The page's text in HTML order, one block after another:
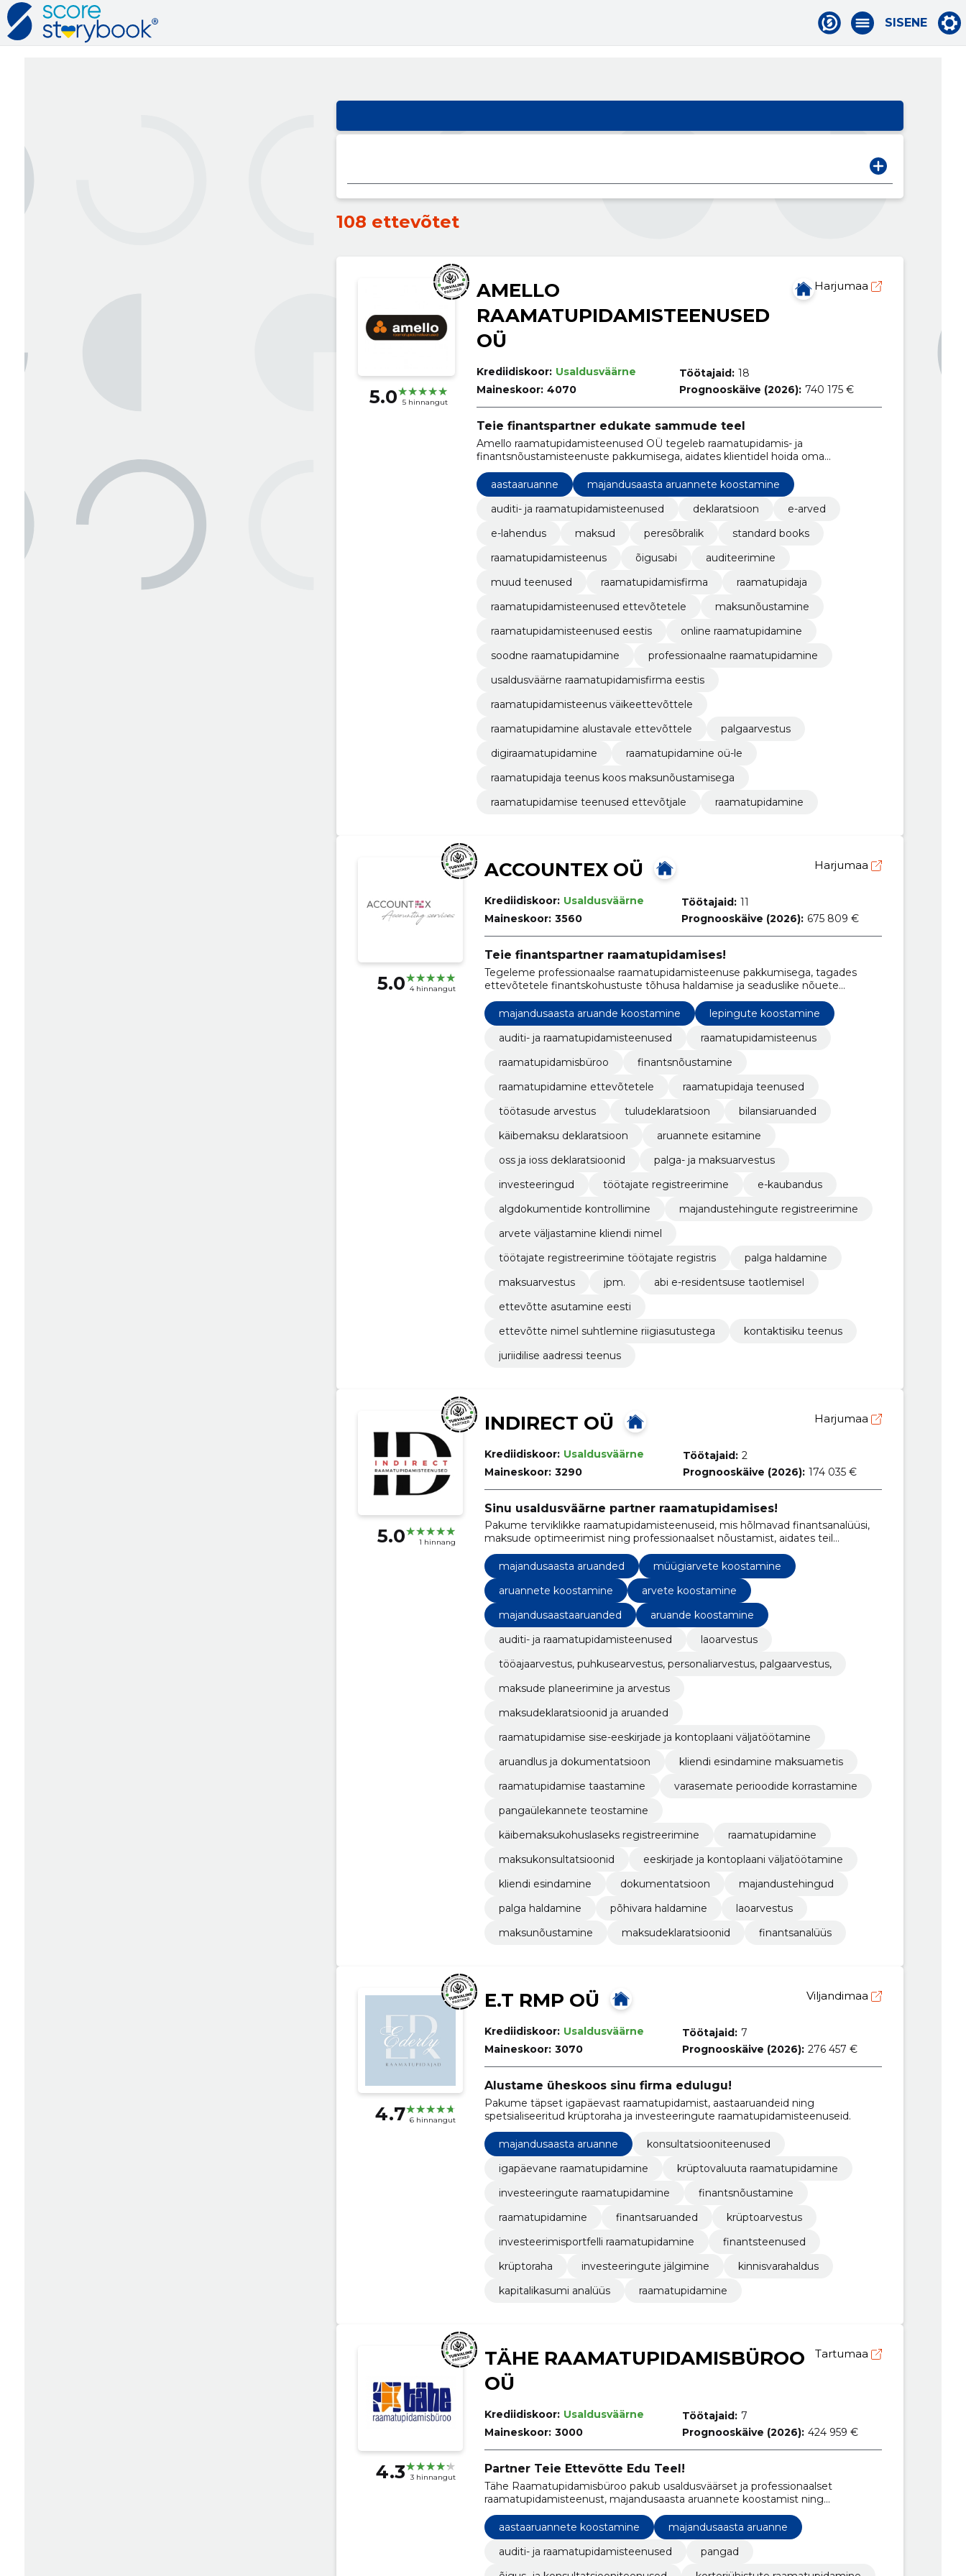
SISENE
108 ettevõtet
5.0 5 hinnangut
AMELLO
RAAMATUPIDAMISTEENUSED
OÜ
Harjumaa
Krediidiskoor: Usaldusväärne
Maineskoor: 4070
Töötajaid: 18
Prognooskäive (2026): 740 175 €
Teie finantspartner edukate sammude teel
Amello raamatupidamisteenused OÜ tegeleb raamatupidamis- ja
finantsnõustamisteenuste pakkumisega, aidates klientidel hoida oma
finantsasjad korras ja tulemuslikult toimida.
aastaaruanne
majandusaasta aruannete koostamine
auditi- ja raamatupidamisteenused
deklaratsioon
e-arved
e-lahendus
maksud peresõbralik
standard books
raamatupidamisteenus
õigusabi
auditeerimine
muud teenused
raamatupidamisfirma
raamatupidaja
raamatupidamisteenused ettevõtetele
maksunõustamine
raamatupidamisteenused eestis
online raamatupidamine
soodne raamatupidamine
professionaalne raamatupidamine
usaldusväärne raamatupidamisfirma eestis
raamatupidamisteenus väikeettevõttele
raamatupidamine alustavale ettevõttele
palgaarvestus
digiraamatupidamine
raamatupidamine oü-le
raamatupidaja teenus koos maksunõustamisega
raamatupidamise teenused ettevõtjale
raamatupidamine
5.0 4 hinnangut
ACCOUNTEX OÜ Harjumaa
Krediidiskoor: Usaldusväärne
Maineskoor: 3560
Töötajaid: 11
Prognooskäive (2026): 675 809 €
Teie finantspartner raamatupidamises!
Tegeleme professionaalse raamatupidamisteenuse pakkumisega, tagades
ettevõtetele finantskohustuste tõhusa haldamise ja seaduslike nõuete
majandusaasta aruande koostamine
lepingute koostamine
auditi- ja raamatupidamisteenused
raamatupidamisteenus
raamatupidamisbüroo
finantsnõustamine
raamatupidamine ettevõtetele
raamatupidaja teenused
töötasude arvestus
tuludeklaratsioon
bilansiaruanded
käibemaksu deklaratsioon
aruannete esitamine
oss ja ioss deklaratsioonid
palga- ja maksuarvestus
investeeringud
töötajate registreerimine
e-kaubandus
algdokumentide kontrollimine
majandustehingute registreerimine
arvete väljastamine kliendi nimel
töötajate registreerimine töötajate registris
palga haldamine
maksuarvestus
jpm.
abi e-residentsuse taotlemisel
ettevõtte asutamine eesti
ettevõtte nimel suhtlemine riigiasutustega
kontaktisiku teenus
juriidilise aadressi teenus
5.0 1 hinnang
INDIRECT OÜ Harjumaa
Krediidiskoor: Usaldusväärne
Maineskoor: 3290
Töötajaid: 2
Prognooskäive (2026): 174 035 €
Sinu usaldusväärne partner raamatupidamises!
Pakume terviklikke raamatupidamisteenuseid, mis hõlmavad finantsanalüüsi,
maksude optimeerimist ning professionaalset nõustamist, aidates teil
keskenduda oma äri olulistele aspektidele.
majandusaasta aruanded
müügiarvete koostamine
aruannete koostamine
arvete koostamine
majandusaastaaruanded
aruande koostamine
auditi- ja raamatupidamisteenused
laoarvestus
tööajaarvestus, puhkusearvestus, personaliarvestus, palgaarvestus,
maksude planeerimine ja arvestus
maksudeklaratsioonid ja aruanded
raamatupidamise sise-eeskirjade ja kontoplaani väljatöötamine
aruandlus ja dokumentatsioon
kliendi esindamine maksuametis
raamatupidamise taastamine
varasemate perioodide korrastamine
pangaülekannete teostamine
käibemaksukohuslaseks registreerimine
raamatupidamine
maksukonsultatsioonid
eeskirjade ja kontoplaani väljatöötamine
kliendi esindamine
dokumentatsioon
majandustehingud
palga haldamine
põhivara haldamine
laoarvestus
maksunõustamine
maksudeklaratsioonid finantsanalüüs
4.7 6 hinnangut
E.T RMP OÜ Viljandimaa
Krediidiskoor: Usaldusväärne
Maineskoor: 3070
Töötajaid: 7
Prognooskäive (2026): 276 457 €
Alustame üheskoos sinu firma edulugu!
Pakume täpset igapäevast raamatupidamist, aastaaruandeid ning
spetsialiseeritud krüptoraha ja investeeringute raamatupidamisteenuseid.
majandusaasta aruanne
konsultatsiooniteenused
igapäevane raamatupidamine
krüptovaluuta raamatupidamine
investeeringute raamatupidamine
finantsnõustamine
raamatupidamine
finantsaruanded
krüptoarvestus
investeerimisportfelli raamatupidamine
finantsteenused
krüptoraha
investeeringute jälgimine
kinnisvarahaldus
kapitalikasumi analüüs
raamatupidamine
4.3 3 hinnangut
TÄHE RAAMATUPIDAMISBÜROO
OÜ
Tartumaa
Krediidiskoor: Usaldusväärne
Maineskoor: 3000
Töötajaid: 7
Prognooskäive (2026): 424 959 €
Partner Teie Ettevõtte Edu Teel!
Tähe Raamatupidamisbüroo pakub usaldusväärset ja professionaalset
raamatupidamisteenust, majandusaasta aruannete koostamist ning
ettevõtetele konsultatsiooniteenust.
aastaaruannete koostamine
majandusaasta aruanne
auditi- ja raamatupidamisteenused
pangad